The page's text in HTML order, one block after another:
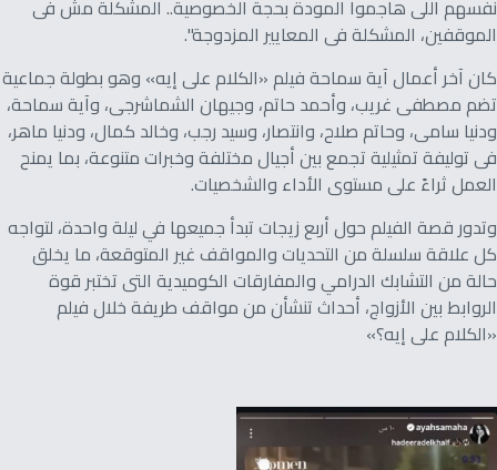
نفسهم اللى هاجموا المودة بحجة الخصوصية.. المشكلة مش فى
الموقفين، المشكلة فى المعايير المزدوجة".
كان آخر أعمال آية سماحة فيلم «الكلام على إيه» وهو بطولة جماعية
تضم مصطفى غريب، وأحمد حاتم، وجيهان الشماشرجى، وآية سماحة،
ودنيا سامى، وحاتم صلاح، وانتصار، وسيد رجب، وخالد كمال، ودنيا ماهر،
فى توليفة تمثيلية تجمع بين أجيال مختلفة وخبرات متنوعة، بما يمنح
العمل ثراءً على مستوى الأداء والشخصيات.
وتدور قصة الفيلم حول أربع زيجات تبدأ جميعها في ليلة واحدة، لتواجه
كل علاقة سلسلة من التحديات والمواقف غير المتوقعة، ما يخلق
حالة من التشابك الدرامي والمفارقات الكوميدية التى تختبر قوة
الروابط بين الأزواج، أحداث تنشأن من مواقف طريفة خلال فيلم
«الكلام على إيه؟»